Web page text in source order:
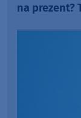
na prezent?